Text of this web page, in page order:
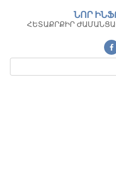
контенту
ՆՈՐ
ՀԵՏԱՔՐՔԻՐ
Поиск: